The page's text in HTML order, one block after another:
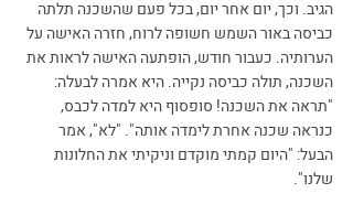
הגיב. וכך, יום אחר יום, בכל פעם שהשכנה תלתה
כביסה באור השמש חשופה לרוח, חזרה האישה על
הערותיה. כעבור חודש, הופתעה האישה לראות את
השכנה, תולה כביסה נקייה. היא אמרה לבעלה:
"תראה את השכנה! סופסוף היא למדה לכבס,
כנראה שכנה אחרת לימדה אותה". "לא", אמר
הבעל: "היום קמתי מוקדם וניקיתי את החלונות
שלנו".